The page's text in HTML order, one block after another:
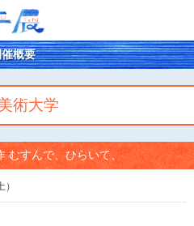
概要
術大学
むすんで、ひらいて、